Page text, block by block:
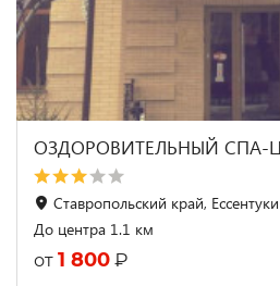
ОЗДОРОВИТЕЛЬНЫЙ СПА-
Ставропольский край,
До центра 1.1 км
от 1 800 ₽